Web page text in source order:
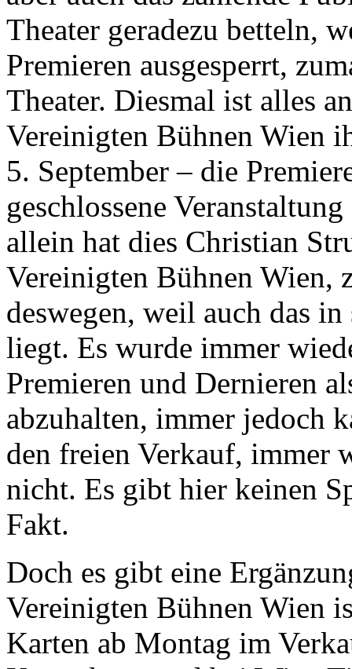
Theater geradezu betteln,
Premieren ausgesperrt,
Theater. Diesmal ist alles
Vereinigten Bühnen Wien
5. September – die
geschlossene
allein hat dies Christian
Vereinigten Bühnen Wien,
deswegen, weil auch das
liegt. Es wurde immer
Premieren und Dernieren
abzuhalten, immer jedoch
den freien Verkauf, immer
nicht. Es gibt hier keinen
Fakt.
Doch es gibt eine
Vereinigten Bühnen Wien
Karten ab Montag im